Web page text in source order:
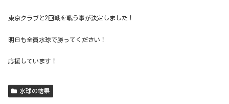
東京クラブと2回戦を戦う事が決定しました！
明日も全員水球で勝ってください！
応援しています！
水球の結果